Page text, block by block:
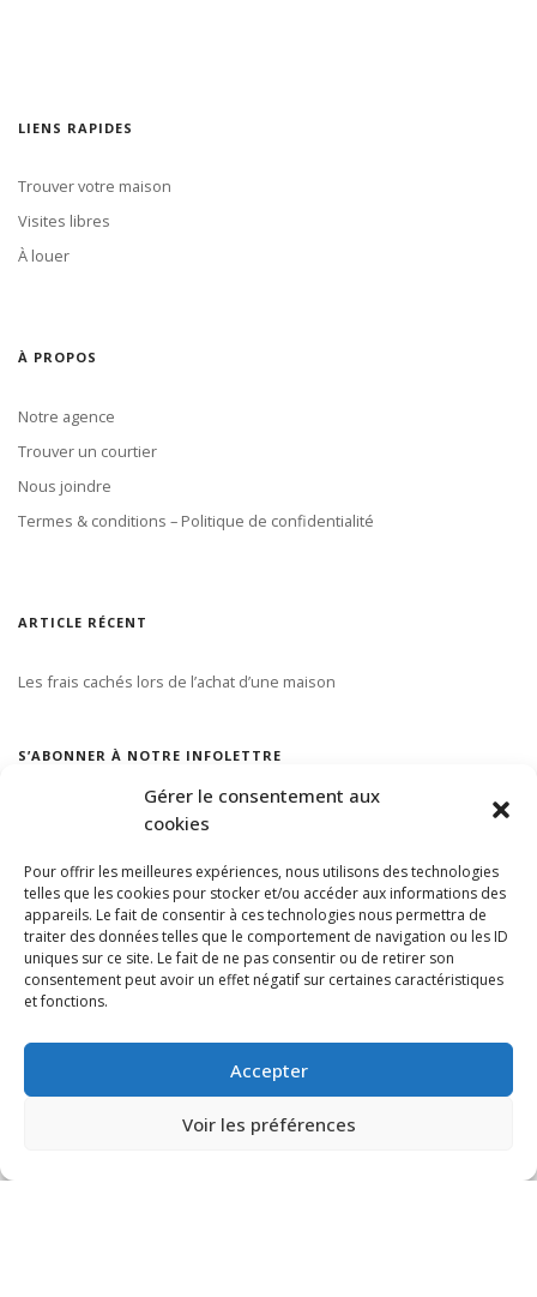
Gérer le consentement aux
cookies
Pour offrir les meilleures expériences, nous utilisons des technologies
telles que les cookies pour stocker et/ou accéder aux informations des
appareils. Le fait de consentir à ces technologies nous permettra de
traiter des données telles que le comportement de navigation ou les ID
uniques sur ce site. Le fait de ne pas consentir ou de retirer son
consentement peut avoir un effet négatif sur certaines caractéristiques
et fonctions.
Accepter
Voir les préférences
LIENS RAPIDES
Trouver votre maison
Visites libres
À louer
À PROPOS
Notre agence
Trouver un courtier
Nous joindre
Termes & conditions – Politique de confidentialité
ARTICLE RÉCENT
Les frais cachés lors de l’achat d’une maison
S’ABONNER À NOTRE INFOLETTRE